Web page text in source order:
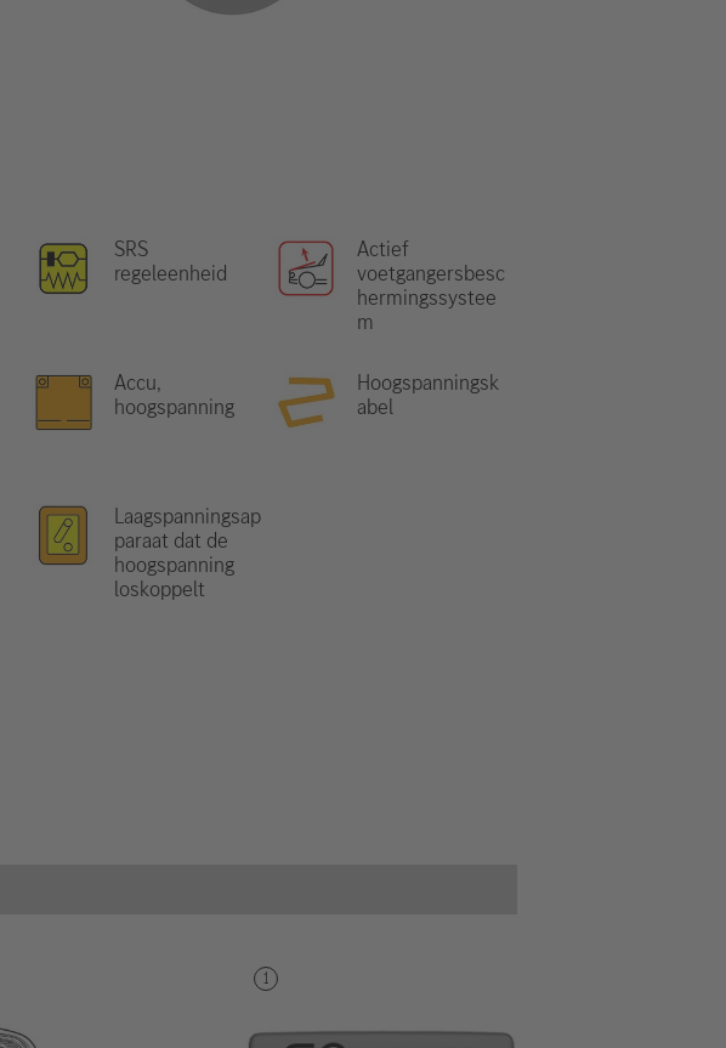
SRS
regeleenheid
Actief
voetgangersbesc
hermingssystee
m
Accu,
hoogspanning
Hoogspanningsk
abel
Laagspanningsap
paraat dat de
hoogspanning
loskoppelt